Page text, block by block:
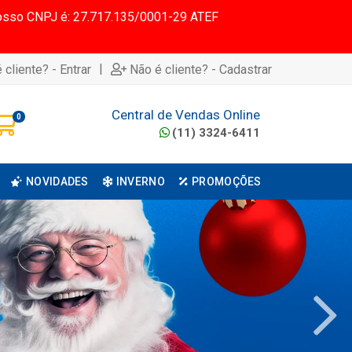
CNPJ é: 27.717.135/0001-29 ATEF
cliente? - Entrar | Não é cliente? - Cadastrar
0 Central de Vendas Online
(11) 3324-6411
NOVIDADES INVERNO PROMOÇÕES